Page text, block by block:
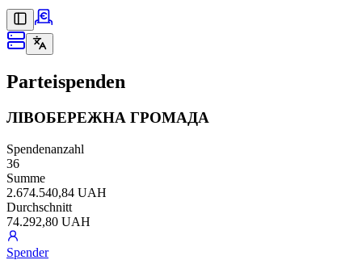
Parteispenden
ЛІВОБЕРЕЖНА ГРОМАДА
Spendenanzahl
36
Summe
2.674.540,84 UAH
Durchschnitt
74.292,80 UAH
Spender